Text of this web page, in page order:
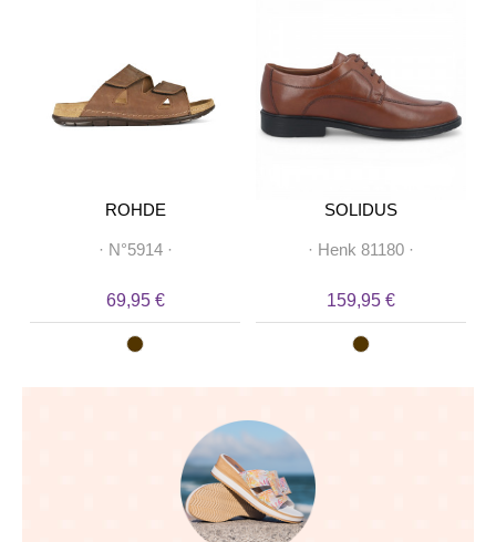
ROHDE
· N°5914·
69,95 €
SOLIDUS
· Henk 81180 ·
159,95 €